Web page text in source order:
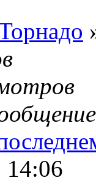
14:06